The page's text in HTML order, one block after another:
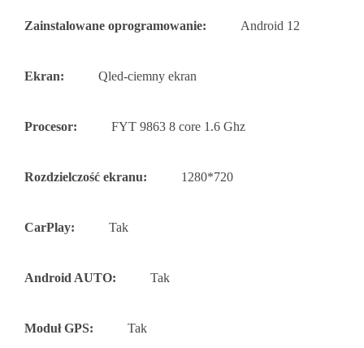
Zainstalowane oprogramowanie: Android 12
Ekran: Qled-ciemny ekran
Procesor: FYT 9863 8 core 1.6 Ghz
Rozdzielczość ekranu: 1280*720
CarPlay: Tak
Android AUTO: Tak
Moduł GPS: Tak